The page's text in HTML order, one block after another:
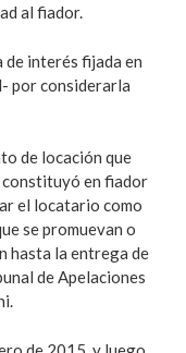
al fiador.
de interés fijada en
por considerarla
de locación que
constituyó en fiador
el locatario como
se promuevan o
hasta la entrega de
de Apelaciones